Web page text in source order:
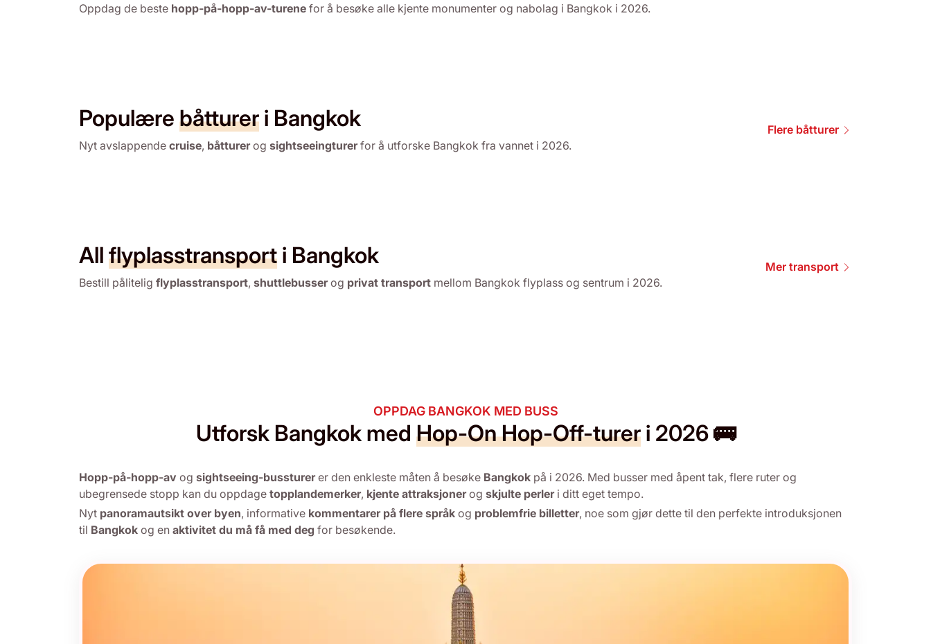
Oppdag de beste hopp-på-hopp-av-turene for å besøke alle kjente monumenter og nabolag i Bangkok i 2026.
Populære båtturer i Bangkok
Nyt avslappende cruise, båtturerog sightseeingturerfor å utforske Bangkok fra vannet i 2026.
Flere båtturer
All flyplasstransport i Bangkok
Bestill pålitelig flyplasstransport, shuttlebusserog privat transport mellom Bangkok flyplass og sentrum i 2026.
Mer transport
OPPDAG BANGKOK MED BUSS
Utforsk Bangkok med Hop-On Hop-Off-tureri 2026 🚌
Hopp-på-hopp-av og sightseeing-bussturerer den enkleste måten å besøke Bangkok på i 2026. Med busser med åpent tak, flere ruter og
ubegrensede stopp kan du oppdage topplandemerker, kjente attraksjonerog skjulte perleri ditt eget tempo.
Nyt panoramautsikt over byen, informative kommentarer på flere språk og problemfrie billetter, noe som gjør dette til den perfekte introduksjonen
til Bangkok og en aktivitet du må få med deg for besøkende.